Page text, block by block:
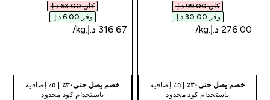
كان ‏99.00 د.إ.‏‎
وفر ‏30.00 د.إ.‏‎
خصم يصل حتى٣٠٪
| ٥٪ إضافية
باستخدام كود محدود
كان ‏63.00 د.إ.‏‎
وفر ‏6.00 د.إ.‏‎
خصم يصل حتى٣٠٪
| ٥٪ إضافية
باستخدام كود محدود